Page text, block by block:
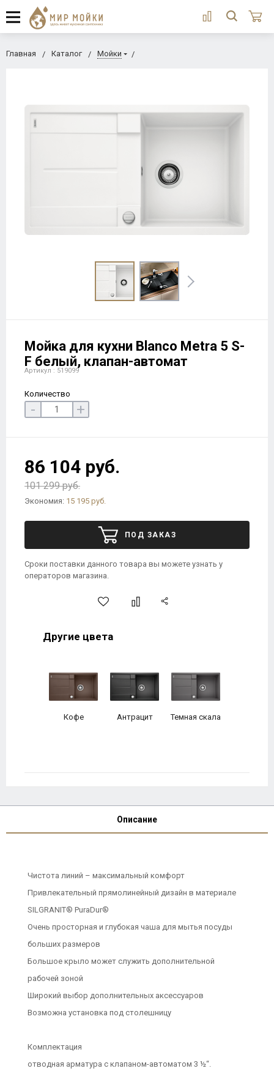
Главная Каталог Мойки
Мойка для кухни Blanco Metra 5 S-
F белый, клапан-автомат
Артикул : 519099
Количество
- +
86 104 руб.
101 299 руб.
Экономия: 15 195 руб.
ПОД ЗАКАЗ
Сроки поставки данного товара вы можете узнать у
операторов магазина.
Другие цвета
Кофе Антрацит Темная скала
Описание
Чистота линий – максимальный комфорт
Привлекательный прямолинейный дизайн в материале
SILGRANIT® PuraDur®
Очень просторная и глубокая чаша для мытья посуды
больших размеров
Большое крыло может служить дополнительной
рабочей зоной
Широкий выбор дополнительных аксессуаров
Возможна установка под столешницу
Комплектация
отводная арматура с клапаном-автоматом 3 ½“.